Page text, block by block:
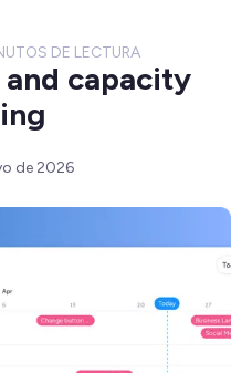
DE LECTURA
capacity
de 2026